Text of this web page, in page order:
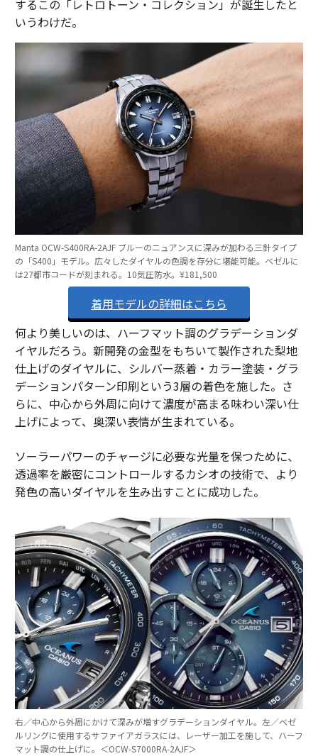
するこの「レトロトーン・コレクション」が誕生したと
いうわけだ。
Manta OCW-S400RA-2AJF ブルーのニュアンスに深みが加わる三針タイプ
の「S400」モデル。広々したダイヤルの色調を存分に堪能可能。ベゼルに
は27都市コードが刻まれる。10気圧防水。¥181,500
着用モデルの詳細はこちら
何より美しいのは、ハーフマット調のグラデーションダ
イヤルだろう。新開発の金型をもちいて製作された梨地
仕上げのダイヤルに、シルバー蒸着・カラー塗装・グラ
デーションパターン印刷という3層の着色を施した。さ
らに、中心から外周に向けて濃度が高まる味わい深い仕
上げによって、奥深い表情が生まれている。
ソーラーパワーのチャージに必要な光量を保つために、
透過率を厳密にコントロールするカシオの技術で、より
発色の高いダイヤルを生み出すことに成功した。
右／中心から外周にかけて深みが増すグラデーションダイヤル。左／ベゼ
ルリングに使用するサファイアガラスには、レーザー加工を施して、ハーフ
マット調の仕上げに。＜OCW-S7000RA-2AJF＞